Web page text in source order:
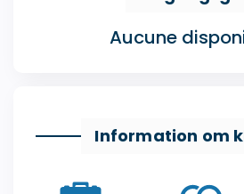
Aucune
Information om